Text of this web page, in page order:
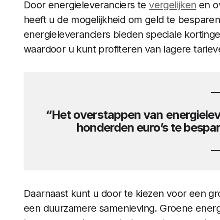
Door energieleveranciers tevergelijken en
heeft u de mogelijkheid om geld te
energieleveranciers bieden speciale
waardoor u kunt profiteren van lagere
“Het overstappen van
honderden euro’s te
Daarnaast kunt u door te kiezen voor een
een duurzamere samenleving. Groene